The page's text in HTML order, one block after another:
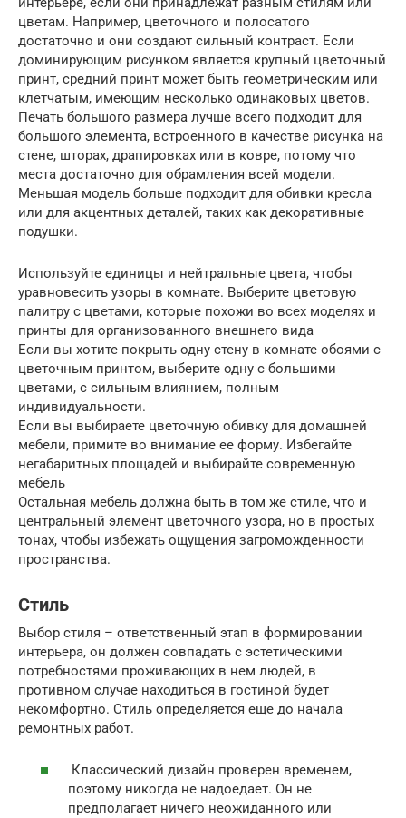
цветам. Например, цветочного и полосатого
достаточно и они создают сильный контраст. Если
доминирующим рисунком является крупный цветочный
принт, средний принт может быть геометрическим или
клетчатым, имеющим несколько одинаковых цветов.
Печать большого размера лучше всего подходит для
большого элемента, встроенного в качестве рисунка на
стене, шторах, драпировках или в ковре, потому что
места достаточно для обрамления всей модели.
Меньшая модель больше подходит для обивки кресла
или для акцентных деталей, таких как декоративные
подушки.
Используйте единицы и нейтральные цвета, чтобы
уравновесить узоры в комнате. Выберите цветовую
палитру с цветами, которые похожи во всех моделях и
принты для организованного внешнего вида
Если вы хотите покрыть одну стену в комнате обоями с
цветочным принтом, выберите одну с большими
цветами, с сильным влиянием, полным
индивидуальности.
Если вы выбираете цветочную обивку для домашней
мебели, примите во внимание ее форму. Избегайте
негабаритных площадей и выбирайте современную
мебель
Остальная мебель должна быть в том же стиле, что и
центральный элемент цветочного узора, но в простых
тонах, чтобы избежать ощущения загроможденности
пространства.
Стиль
Выбор стиля – ответственный этап в формировании
интерьера, он должен совпадать с эстетическими
потребностями проживающих в нем людей, в
противном случае находиться в гостиной будет
некомфортно. Стиль определяется еще до начала
ремонтных работ.
Классический дизайн проверен временем,
поэтому никогда не надоедает. Он не
предполагает ничего неожиданного или